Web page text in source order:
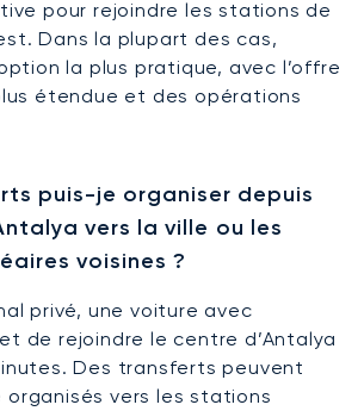
pour rejoindre les stations de
Dans la plupart des cas,
la plus pratique, avec l’offre
étendue et des opérations
puis-je organiser depuis
vers la ville ou les
voisines ?
privé, une voiture avec
de rejoindre le centre d’Antalya
Des transferts peuvent
vers les stations